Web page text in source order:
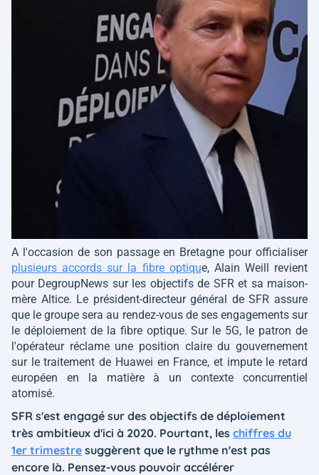
A l'occasion de son passage en Bretagne pour officialiser
plusieurs accords sur la fibre optique, Alain Weill revient
pour DegroupNews sur les objectifs de SFR et sa maison-
mère Altice. Le président-directeur général de SFR assure
que le groupe sera au rendez-vous de ses engagements sur
le déploiement de la fibre optique. Sur le 5G, le patron de
l'opérateur réclame une position claire du gouvernement
sur le traitement de Huawei en France, et impute le retard
européen en la matière à un contexte concurrentiel
atomisé.
SFR s'est engagé sur des objectifs de déploiement
très ambitieux d'ici à 2020. Pourtant, les chiffres du
1er trimestre suggèrent que le rythme n'est pas
encore là. Pensez-vous pouvoir accélérer